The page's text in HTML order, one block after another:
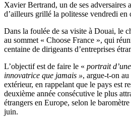
Xavier Bertrand, un de ses adversaires
d’ailleurs grillé la politesse vendredi
Dans la foulée de sa visite à Douai, le
au sommet « Choose France », qui
centaine de dirigeants d’entreprises
L’objectif est de faire le « portrait
innovatrice que jamais », argue-t-on
extérieur, en rappelant que le pays est
deuxième année consécutive le plus
étrangers en Europe, selon le
juin.